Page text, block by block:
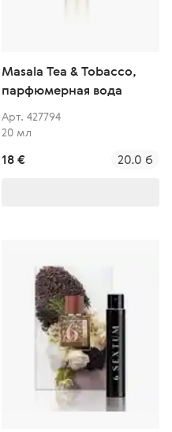
Masala Tea & Tobacco,
парфюмерная вода
Арт. 427794
20 мл
18 € 20.0 б